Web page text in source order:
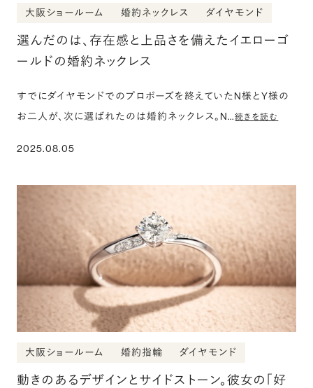
大阪ショールーム 婚約ネックレス ダイヤモンド
選んだのは、存在感と上品さを備えたイエローゴ
ールドの婚約ネックレス
すでにダイヤモンドでのプロポーズを終えていたN様とY様の
お二人が、次に選ばれたのは婚約ネックレス。N…続きを読む
2025.08.05
大阪ショールーム 婚約指輪 ダイヤモンド
動きのあるデザインとサイドストーン。彼女の「好